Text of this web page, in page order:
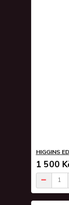
HIGGINS
1 500